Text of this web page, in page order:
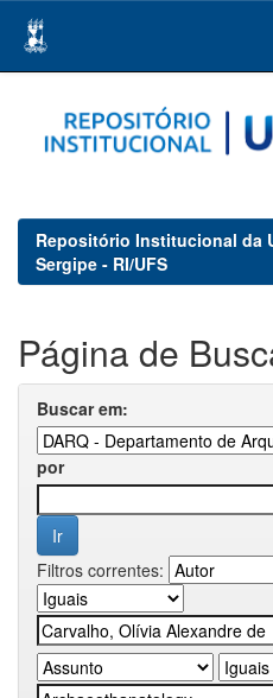
navigation
Repositório Institucional da
Sergipe - RI/UFS
Página de
Buscar em:
por
Filtros correntes: